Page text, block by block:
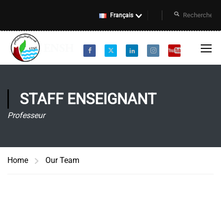
Français
STAFF ENSEIGNANT
Professeur
Home Our Team